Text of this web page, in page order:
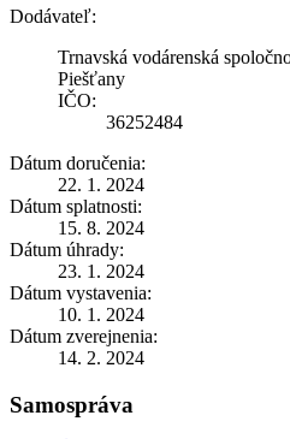
Dodávateľ:
Trnavská vodárenská
Piešťany
IČO:
36252484
Dátum doručenia:
22. 1. 2024
Dátum splatnosti:
15. 8. 2024
Dátum úhrady:
23. 1. 2024
Dátum vystavenia:
10. 1. 2024
Dátum zverejnenia:
14. 2. 2024
Samospráva